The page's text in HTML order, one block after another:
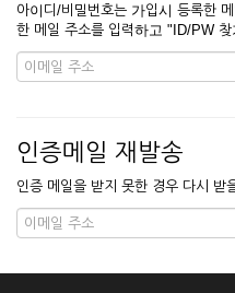
아이디/비밀번호는 가입시 등록한
한 메일 주소를 입력하고 "ID/PW
인증메일 재발송
인증 메일을 받지 못한 경우 다시 받